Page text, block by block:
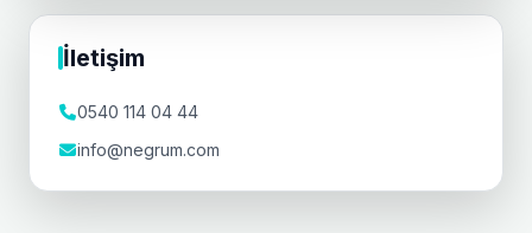
İletişim
0540 114 04 44
info@negrum.com